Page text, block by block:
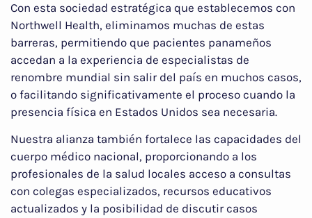
Con esta sociedad estratégica que establecemos con
Northwell Health, eliminamos muchas de estas
barreras, permitiendo que pacientes panameños
accedan a la experiencia de especialistas de
renombre mundial sin salir del país en muchos casos,
o facilitando significativamente el proceso cuando la
presencia física en Estados Unidos sea necesaria.
Nuestra alianza también fortalece las capacidades del
cuerpo médico nacional, proporcionando a los
profesionales de la salud locales acceso a consultas
con colegas especializados, recursos educativos
actualizados y la posibilidad de discutir casos